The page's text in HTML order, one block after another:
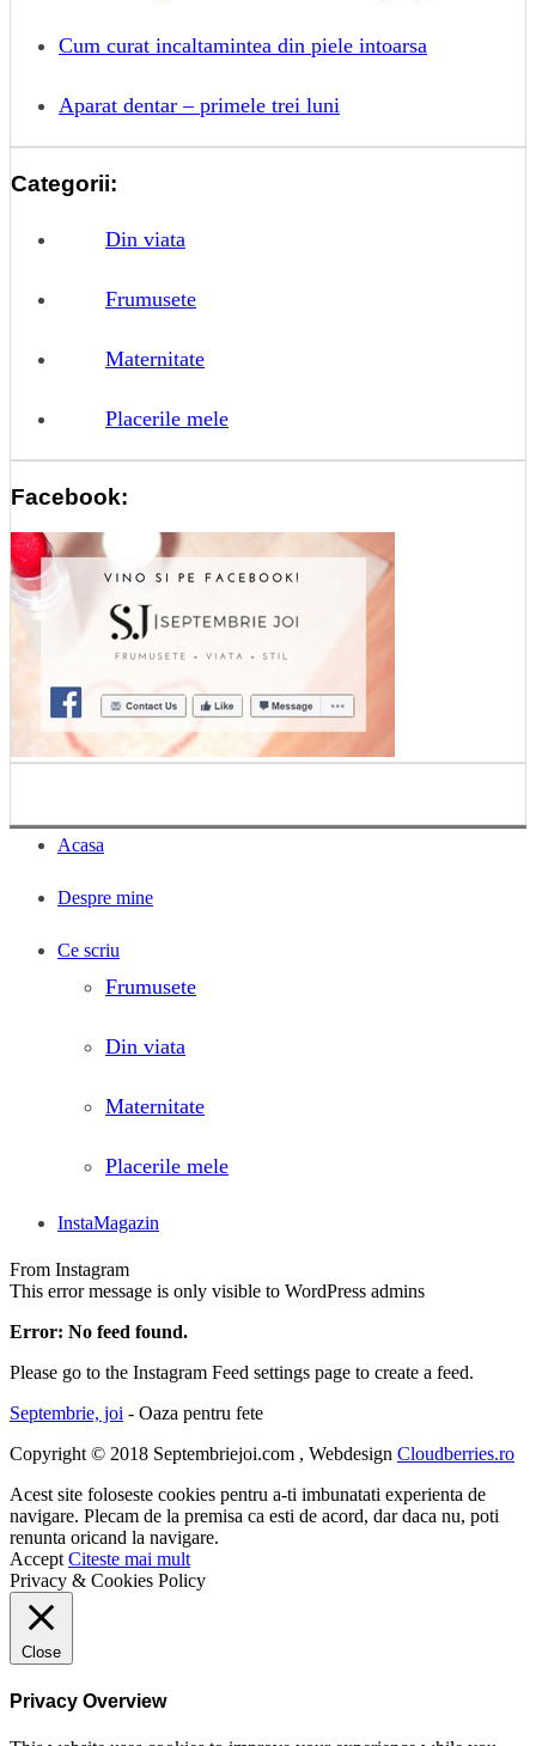
Cum curat incaltamintea din piele intoarsa
Aparat dentar – primele trei luni
Categorii:
Din viata
Frumusete
Maternitate
Placerile mele
Facebook:
Acasa
Despre mine
Ce scriu
Frumusete
Din viata
Maternitate
Placerile mele
InstaMagazin
From Instagram
This error message is only visible to WordPress admins
Error: No feed found.
Please go to the Instagram Feed settings page to create a feed.
Septembrie, joi - Oaza pentru fete
Copyright © 2018 Septembriejoi.com , Webdesign Cloudberries.ro
Acest site foloseste cookies pentru a-ti imbunatati experienta de
navigare. Plecam de la premisa ca esti de acord, dar daca nu, poti
renunta oricand la navigare.
Accept Citeste mai mult
Privacy & Cookies Policy
Close
Privacy Overview